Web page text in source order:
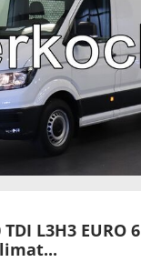
L3H3 EURO 6